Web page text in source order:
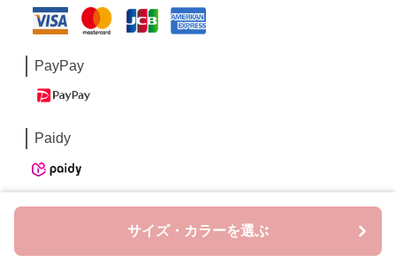
サイズ・カラーを選ぶ
PayPay
Paidy